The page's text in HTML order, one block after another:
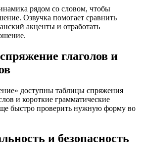
рядом со словом, чтобы
Озвучка помогает сравнить
акценты и отработать
глаголов и
доступны таблицы спряжения
и короткие грамматические
быстро проверить нужную форму во
и безопасность